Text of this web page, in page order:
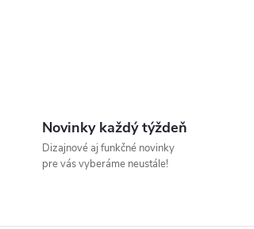
Novinky každý týždeň
Dizajnové aj funkčné novinky
pre vás vyberáme neustále!